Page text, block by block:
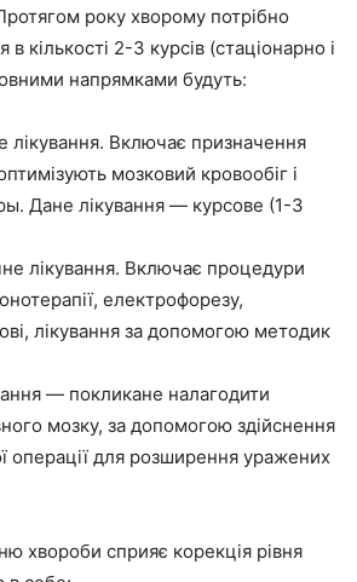
року хворому потрібно
в кількості 2-3 курсів (стаціонарно і
напрямками будуть:
лікування. Включає призначення
мозковий кровообіг і
Дане лікування — курсове (1-3
лікування. Включає процедури
електрофорезу,
лікування за допомогою методик
— покликане налагодити
мозку, за допомогою здійснення
операції для розширення уражених
хвороби сприяє корекція рівня